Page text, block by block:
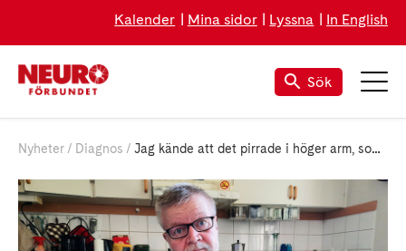
Kalender Mina sidor Lyssna In English
Sök
Nyheter Diagnos Jag kände att det pirrade i höger arm, som sodavatten